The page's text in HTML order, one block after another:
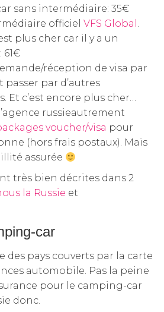
sans intermédiaire: 35€
officiel VFS Global .
plus cher car il y a un
réception de visa par
passer par d’autres
Et c’est encore plus cher…
russieautrement
voucher/visa pour
(hors frais postaux). Mais
assurée
très bien décrites dans 2
la Russie et
car
des pays couverts par la carte
automobile. Pas la peine
pour le camping-car
donc.